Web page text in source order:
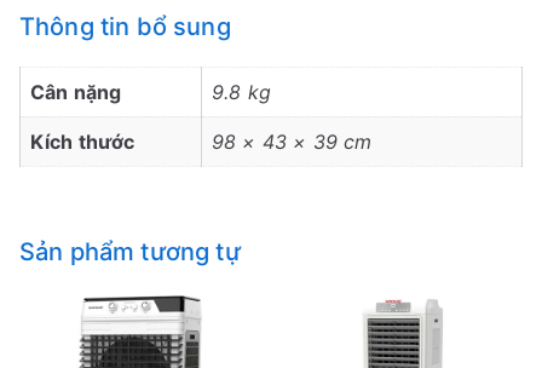
Thông tin bổ sung
Cân nặng 9.8 kg
Kích thước 98 × 43 × 39 cm
Sản phẩm tương tự